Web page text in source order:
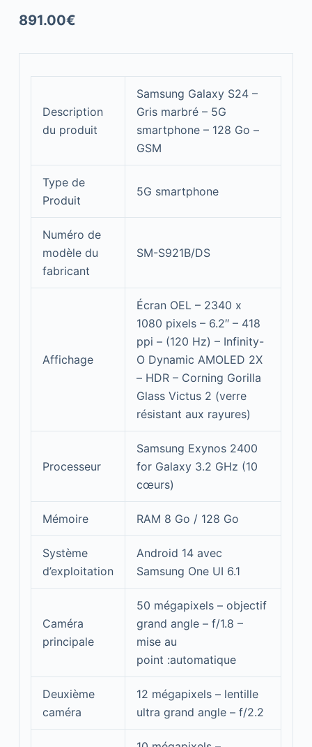
891.00€
Description
du produit
Samsung Galaxy S24 –
Gris marbré – 5G
smartphone – 128 Go –
GSM
Type de
Produit
5G smartphone
Numéro de
modèle du
fabricant
SM-S921B/DS
Affichage
Écran OEL – 2340 x
1080 pixels – 6.2″ – 418
ppi – (120 Hz) – Infinity-
O Dynamic AMOLED 2X
– HDR – Corning Gorilla
Glass Victus 2 (verre
résistant aux rayures)
Processeur
Samsung Exynos 2400
for Galaxy 3.2 GHz (10
cœurs)
Mémoire RAM 8 Go / 128 Go
Système
d’exploitation
Android 14 avec
Samsung One UI 6.1
Caméra
principale
50 mégapixels – objectif
grand angle – f/1.8 –
mise au
point :automatique
Deuxième
caméra
12 mégapixels – lentille
ultra grand angle – f/2.2